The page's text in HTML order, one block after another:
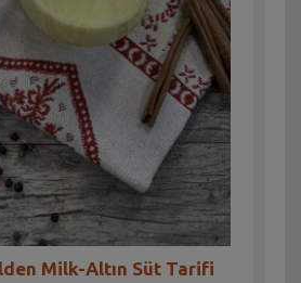
Milk-Altın Süt Tarifi